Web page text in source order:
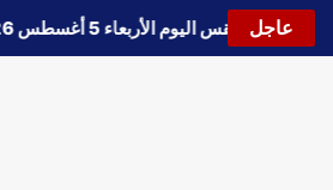
عاجل
🔵حالة الطقس اليوم الأربعاء 5 أغسطس 2026.. استمرار انخفاض الحرارة وتحذيرات من الشبورة واضطراب الملاحة